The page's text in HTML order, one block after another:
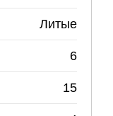
Литые
6
15